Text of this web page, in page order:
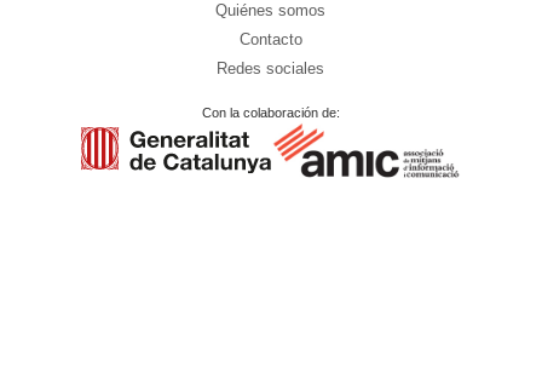
Quiénes somos
Contacto
Redes sociales
Con la colaboración de: